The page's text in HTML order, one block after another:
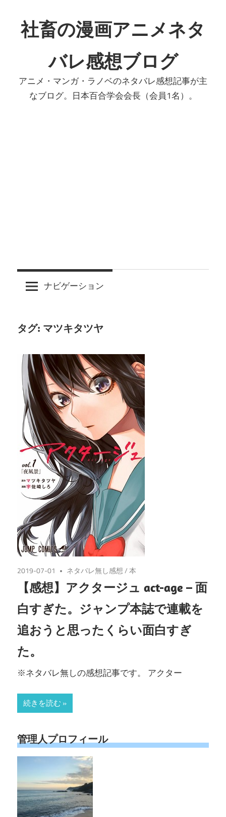
ン
テ
へ
社畜の漫画アニメネタ
バレ感想ブログ
アニメ・マンガ・ラノベのネタバレ感想記事が主
なブログ。日本百合学会会長（会員1名）。
ナビゲーション
タグ: マツキタツヤ
2019-07-01 ネタバレ無し感想/本
【感想】アクタージュ act-age – 面
白すぎた。ジャンプ本誌で連載を
追おうと思ったくらい面白すぎ
た。
※ネタバレ無しの感想記事です。 アクター
続きを読む »
管理人プロフィール